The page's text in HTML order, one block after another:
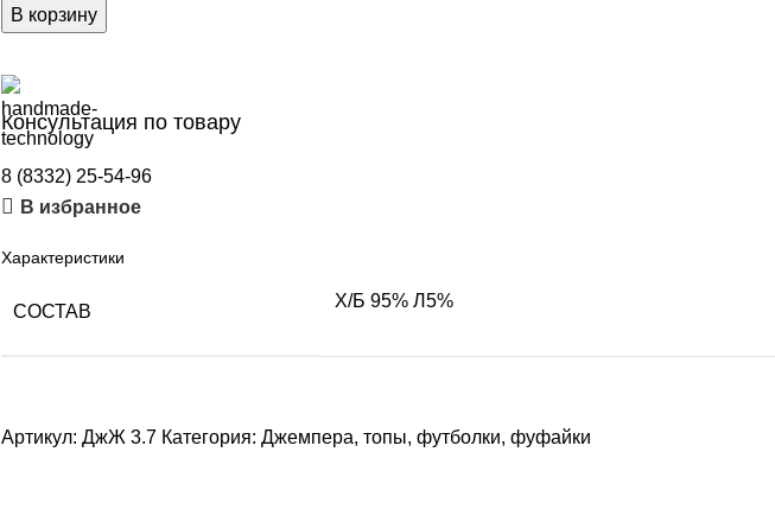
В корзину
Консультация по товару
8 (8332) 25-54-96
В избранное
Характеристики
СОСТАВ
Х/Б 95% Л5%
Артикул: ДжЖ 3.7 Категория: Джемпера, топы, футболки, фуфайки